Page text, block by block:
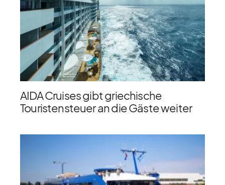
AIDA Cruises gibt griechische
Touristensteuer an die Gäste weiter